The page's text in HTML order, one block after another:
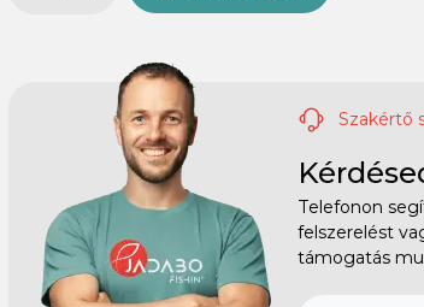
Szakértő
Telefonon
felszerelést
támogatás